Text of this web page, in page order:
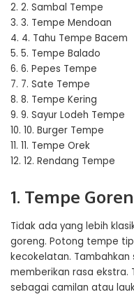
2. 2. Sambal Tempe
3. 3. Tempe Mendoan
4. 4. Tahu Tempe Bacem
5. 5. Tempe Balado
6. 6. Pepes Tempe
7. 7. Sate Tempe
8. 8. Tempe Kering
9. 9. Sayur Lodeh Tempe
10. 10. Burger Tempe
11. 11. Tempe Orek
12. 12. Rendang Tempe
1. Tempe
Tidak ada yang lebih
goreng. Potong tempe
kecokelatan.
memberikan rasa ekstra.
sebagai camilan atau